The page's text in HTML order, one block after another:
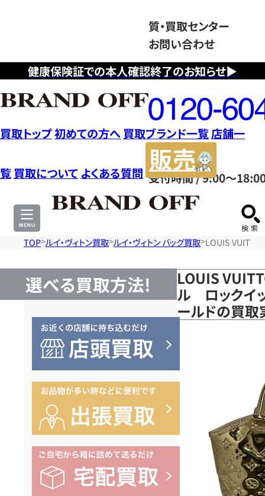
健康保険証での本人確認終了のお知らせ▶
質・買取センター
お問い合わせ
フ
リ
ー
ダ
イ
ヤ
ル
0120604117
受付時間 / 9:00～
買取トップ初めての方へ 買取ブランド一覧店舗一
覧 買取について よくある質問
サ
TOP ルイ・ヴィトン買取 ルイ・ヴィトン バッグ買取 LOUIS
選べる買取方法!
LOUIS
ル ロックイ
ールドの買取